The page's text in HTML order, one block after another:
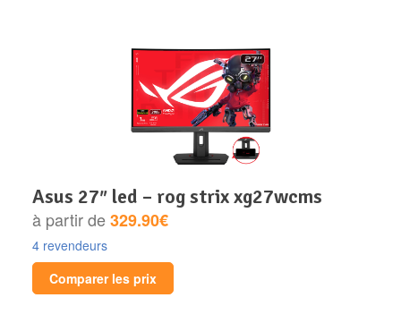
asus 27″ led – rog strix xg27wcms
à partir de329.90€
4 revendeurs
Comparer les prix